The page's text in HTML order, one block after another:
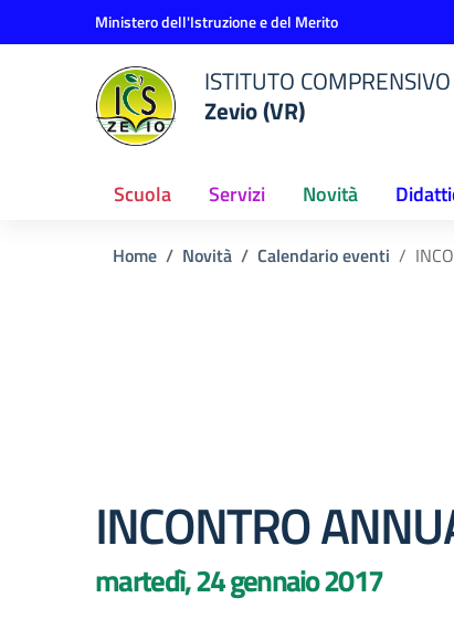
Vai ai contenuti
Vai al menu di navigazioneMinistero dell'Istruzione e del Merito
ISTITUTO
Zevio (VR)
Scuola Servizi Novità
Home Novità Calendario eventi
INCONTRO
martedì, 24 gennaio 2017